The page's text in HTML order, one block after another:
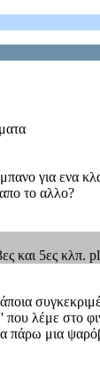
για ενα
το αλλο?
και 5ες κλπ.
λέμε στο
πάρω μια